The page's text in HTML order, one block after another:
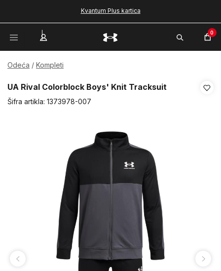
Kvantum Plus kartica
0
Odeća Kompleti
UA Rival Colorblock Boys' Knit Tracksuit
Šifra artikla: 1373978-007